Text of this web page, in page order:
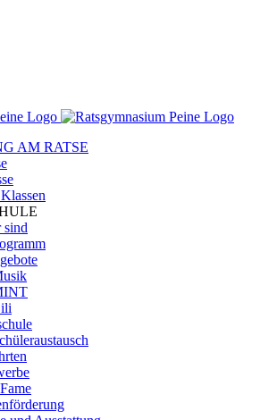
AM RATSE
sind